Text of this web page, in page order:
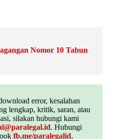
Nomor 10 Tahun
error, kesalahan
lengkap, kritik, saran, atau
silakan hubungi kami
. Hubungi
fb.me/paralegalid,